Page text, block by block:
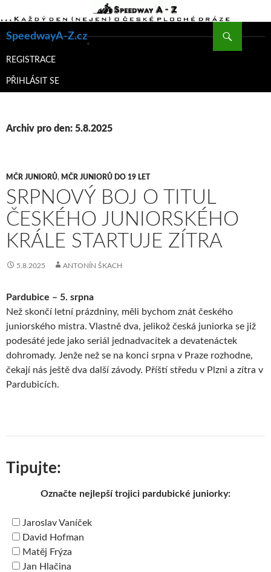
SpeedwayA-Z.cz
K
WEBU
REGISTRACE
PŘIHLÁSIT SE
Archiv pro den: 5.8.2025
MČR JUNIORŮ, MČR JUNIORŮ DO 19 LET
SRPNOVÝ BOJ O TITUL
ČESKÉHO JUNIORSKÉHO
KRÁLE STARTUJE ZÍTRA
5.8.2025 ANTONÍN ŠKACH
Pardubice – 5. srpna
Než skončí letní prázdniny, měli bychom znát českého
juniorského mistra. Vlastně dva, jelikož česká juniorka se již
podesáté jede jako seriál jednadvacítek a devatenáctek
dohromady. Jenže než se na konci srpna v Praze rozhodne,
čekají nás ještě dva další závody. Příští středu v Plzni a zítra v
Pardubicích.
Tipujte:
Označte nejlepší trojici pardubické juniorky:
Jaroslav Vaníček
David Hofman
Matěj Frýza
Jan Hlačina